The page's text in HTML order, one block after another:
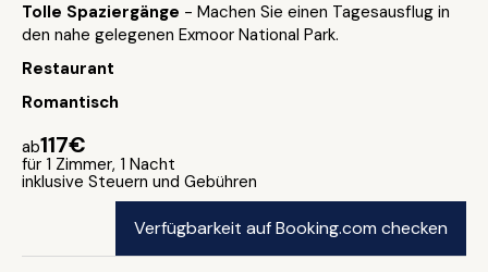
Tolle Spaziergänge - Machen Sie einen Tagesausflug in
den nahe gelegenen Exmoor National Park.
Restaurant
Romantisch
ab117€
für 1 Zimmer, 1 Nacht
inklusive Steuern und Gebühren
Verfügbarkeit auf Booking.com checken